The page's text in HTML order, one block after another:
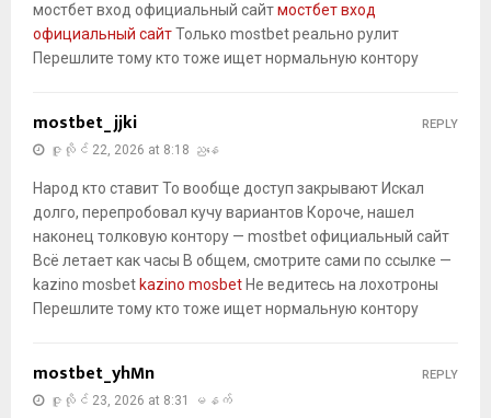
мостбет вход официальный сайтмостбет вход
официальный сайтТолько mostbet реально рулит
Перешлите тому кто тоже ищет нормальную контору
mostbet_jjki
ဇူလိုင် 22, 2026 at 8:18 ညနေ
Народ кто ставит То вообще доступ закрывают Искал
долго, перепробовал кучу вариантов Короче, нашел
наконец толковую контору — mostbet официальный сайт
Всё летает как часы В общем, смотрите сами по ссылке —
kazino mosbet kazino mosbet Не ведитесь на лохотроны
Перешлите тому кто тоже ищет нормальную контору
REPLY
mostbet_yhMn
ဇူလိုင် 23, 2026 at 8:31 မနက်
REPLY